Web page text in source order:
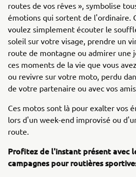
routes de vos rêves », symbolise
émotions qui sortent de l'ordinaire.
voulez simplement écouter le
soleil sur votre visage, prendre un
route de montagne ou admirer une
ces moments de la vie que vous
ou revivre sur votre moto, perdu
de votre partenaire ou avec vos
Ces motos sont là pour exalter vos
lors d'un week-end improvisé ou
route.
Profitez de l'instant présent avec
campagnes pour routières